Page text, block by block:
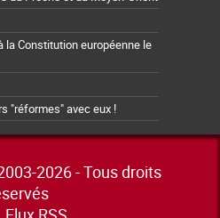
la Constitution européenne le
"réformes" avec eux !
2026 - Tous droits